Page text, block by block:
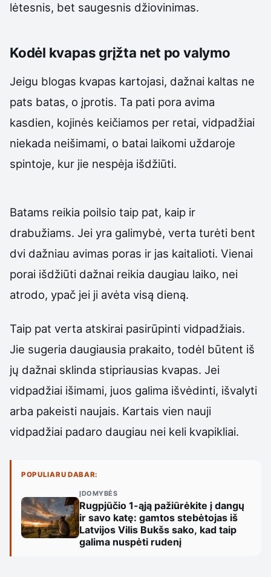
lėtesnis, bet saugesnis džiovinimas.
Kodėl kvapas grįžta net po valymo
Jeigu blogas kvapas kartojasi, dažnai kaltas ne
pats batas, o įprotis. Ta pati pora avima
kasdien, kojinės keičiamos per retai, vidpadžiai
niekada neišimami, o batai laikomi uždaroje
spintoje, kur jie nespėja išdžiūti.
Batams reikia poilsio taip pat, kaip ir
drabužiams. Jei yra galimybė, verta turėti bent
dvi dažniau avimas poras ir jas kaitalioti. Vienai
porai išdžiūti dažnai reikia daugiau laiko, nei
atrodo, ypač jei ji avėta visą dieną.
Taip pat verta atskirai pasirūpinti vidpadžiais.
Jie sugeria daugiausia prakaito, todėl būtent iš
jų dažnai sklinda stipriausias kvapas. Jei
vidpadžiai išimami, juos galima išvėdinti, išvalyti
arba pakeisti naujais. Kartais vien nauji
vidpadžiai padaro daugiau nei keli kvapikliai.
POPULIARU DABAR:
ĮDOMYBĖS
Rugpjūčio 1-ąją pažiūrėkite į dangų
ir savo katę: gamtos stebėtojas iš
Latvijos Vilis Bukšs sako, kad taip
galima nuspėti rudenį